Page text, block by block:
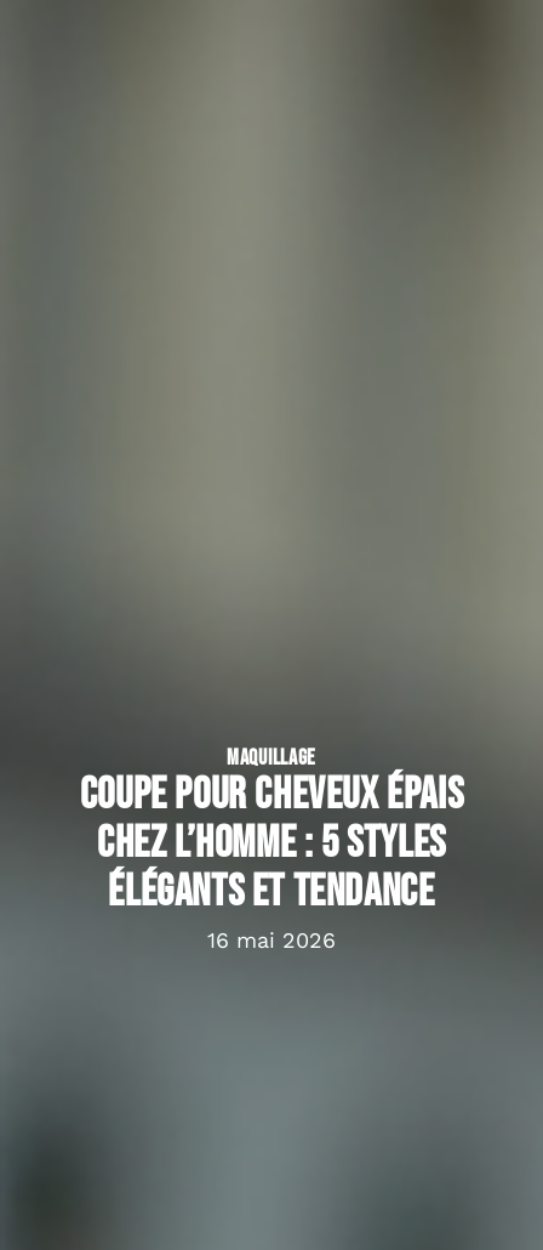
MAQUILLAGE
Coupe pour cheveux épais
chez l’homme : 5 styles
élégants et tendance
16 mai 2026